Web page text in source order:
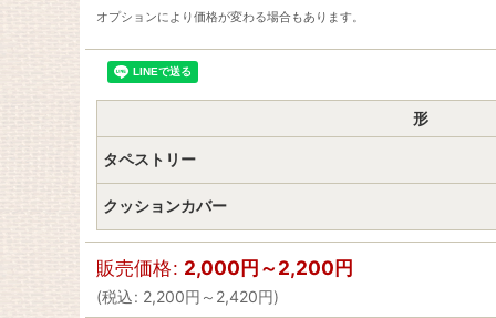
オプションにより価格が変わる場合もあります。
形
タペストリー
クッションカバー
販売価格: 2,000円～2,200円
(税込: 2,200円 ～2,420円)